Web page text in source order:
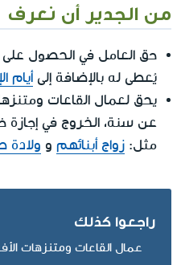
من الجدير أن نعرف
حق العامل في الحصول على
يُعطى له بالإضافة إلىأيام
يحق لعمال القاعات
عن سنة، الخروج في إجازة
مثل: زواج أبنائهم و
راجعوا كذلك
عمال القاعات ومتنزهات